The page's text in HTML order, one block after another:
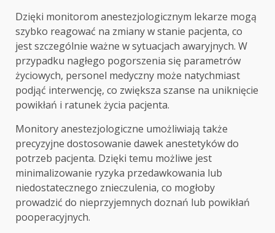
Dzięki monitorom anestezjologicznym lekarze mogą
szybko reagować na zmiany w stanie pacjenta, co
jest szczególnie ważne w sytuacjach awaryjnych. W
przypadku nagłego pogorszenia się parametrów
życiowych, personel medyczny może natychmiast
podjąć interwencję, co zwiększa szanse na uniknięcie
powikłań i ratunek życia pacjenta.
Monitory anestezjologiczne umożliwiają także
precyzyjne dostosowanie dawek anestetyków do
potrzeb pacjenta. Dzięki temu możliwe jest
minimalizowanie ryzyka przedawkowania lub
niedostatecznego znieczulenia, co mogłoby
prowadzić do nieprzyjemnych doznań lub powikłań
pooperacyjnych.